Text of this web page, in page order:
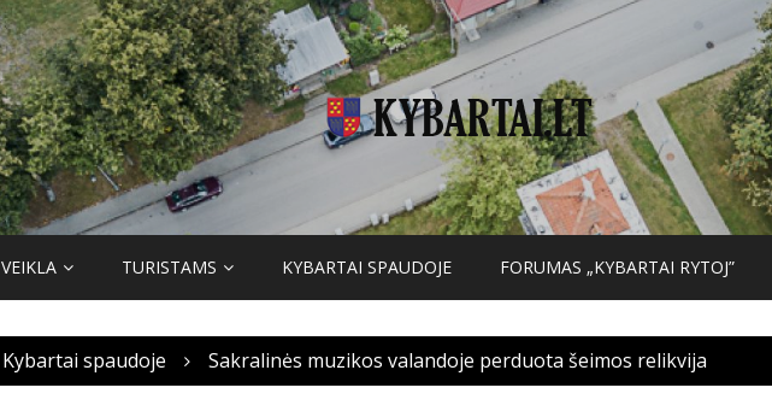
VEIKLA TURISTAMS KYBARTAI SPAUDOJE FORUMAS „KYBARTAI RYTOJ”
Kybartai spaudoje Sakralinės muzikos valandoje perduota šeimos relikvija